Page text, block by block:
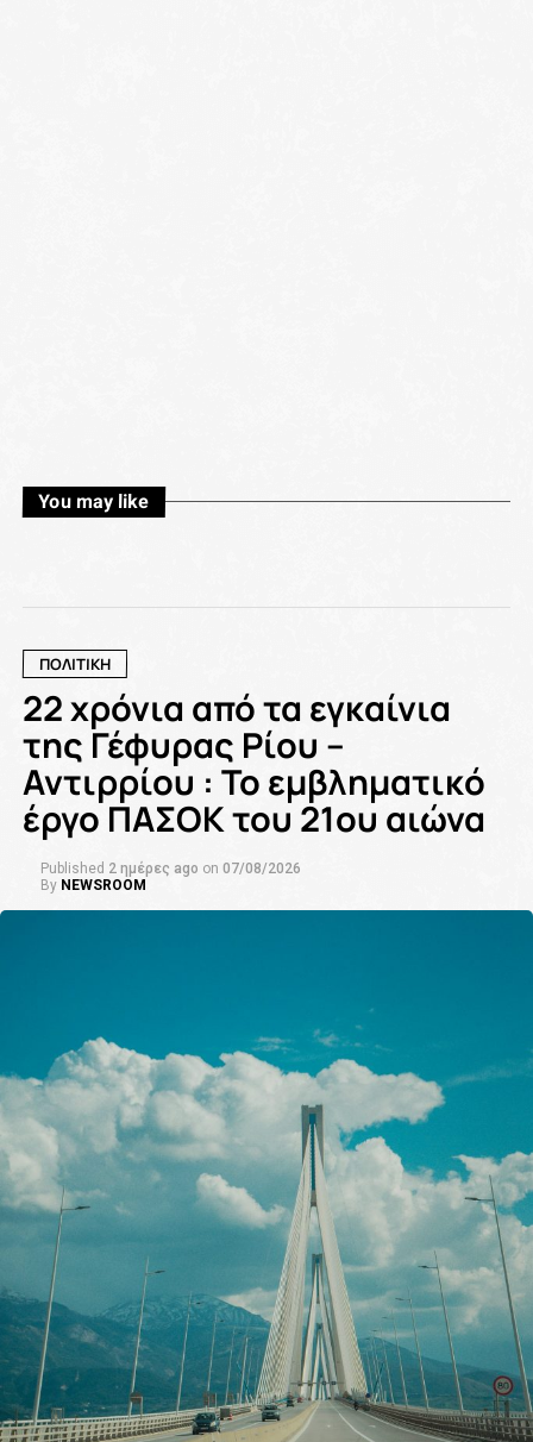
You may like
ΠΟΛΙΤΙΚΗ
22 χρόνια από τα εγκαίνια
της Γέφυρας Ρίου –
Αντιρρίου : Το εμβληματικό
έργο ΠΑΣΟΚ του 21ου αιώνα
Published 2 ημέρες ago on 07/08/2026
By NEWSROOM